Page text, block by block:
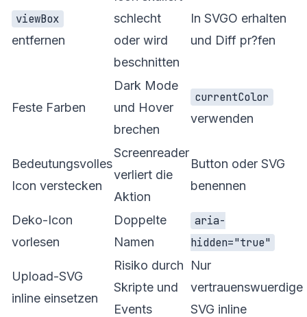
viewBox
entfernen
schlecht
oder wird
beschnitten
In SVGO erhalten
und Diff pr?fen
Feste Farben
Dark Mode
und Hover
brechen
currentColor
verwenden
Bedeutungsvolles
Icon verstecken
Screenreader
verliert die
Aktion
Button oder SVG
benennen
Deko-Icon
vorlesen
Doppelte
Namen
aria-
hidden="true"
Upload-SVG
inline einsetzen
Risiko durch
Skripte und
Events
Nur
vertrauenswuerdige
SVG inline